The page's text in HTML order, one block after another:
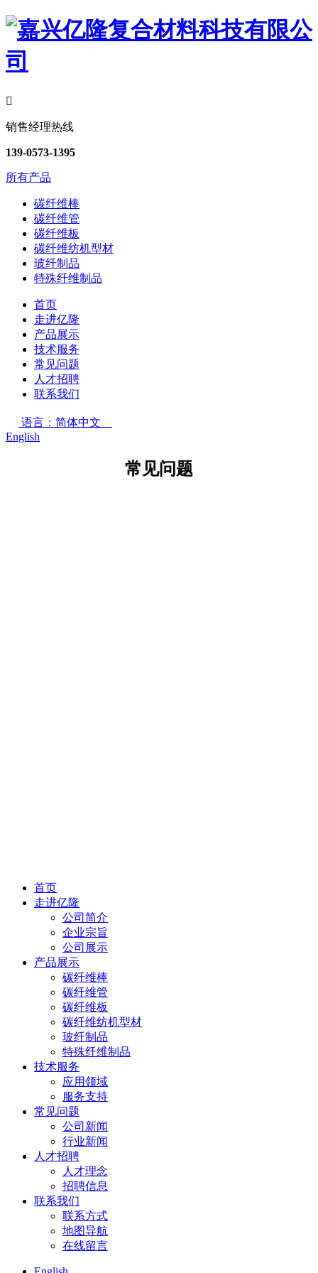

销售经理热线
139-0573-1395
所有产品
碳纤维棒
碳纤维管
碳纤维板
碳纤维纺机型材
玻纤制品
特殊纤维制品
首页
走进亿隆
产品展示
技术服务
常见问题
人才招聘
联系我们
语言：简体中文
English
常见问题
首页
走进亿隆
公司简介
企业宗旨
公司展示
产品展示
碳纤维棒
碳纤维管
碳纤维板
碳纤维纺机型材
玻纤制品
特殊纤维制品
技术服务
应用领域
服务支持
常见问题
公司新闻
行业新闻
人才招聘
人才理念
招聘信息
联系我们
联系方式
地图导航
在线留言